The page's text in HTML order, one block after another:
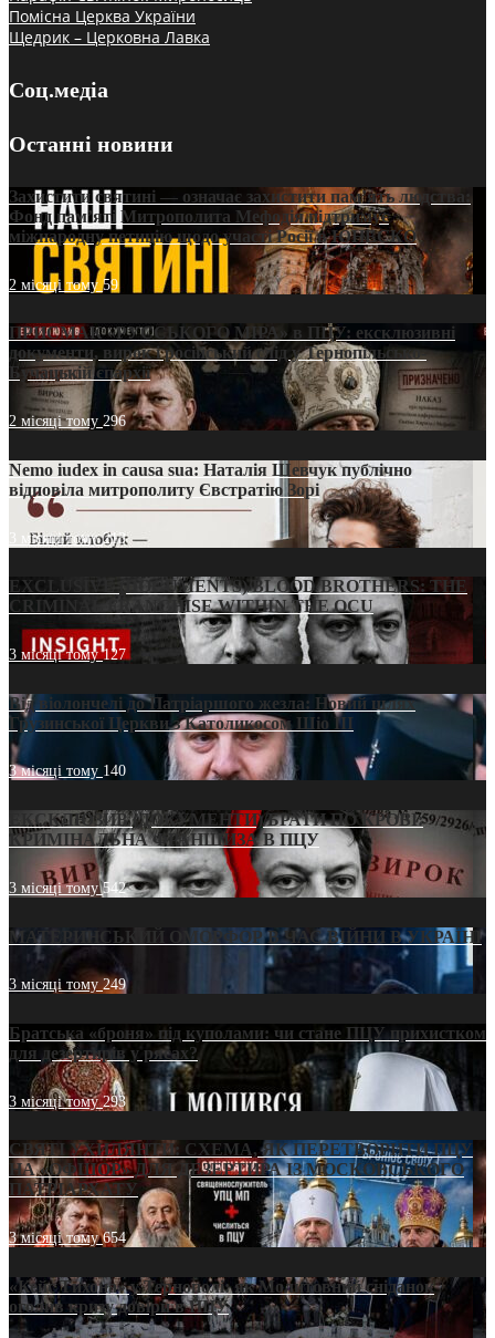
Помісна Церква України
Щедрик – Церковна Лавка
Соц.медіа
Останні новини
Захистити святині — означає захистити пам’ять людства:
Фонд пам’яті Митрополита Мефодія підтримує
міжнародну петицію щодо участі Росії в ЮНЕСКО
2 місяці тому59
ПРИСМАК «РУССЬКОГО МІРА» в ПЦУ: ексклюзивні
документи, вирок і російський слід у Тернопільсько-
Бучацькій єпархії
2 місяці тому 296
Nemo iudex in causa sua: Наталія Шевчук публічно
відповіла митрополиту Євстратію Зорі
3 місяці тому213
EXCLUSIVE (DOCUMENTS)/BLOOD BROTHERS: THE
CRIMINAL FRANCHISE WITHIN THE OCU
3 місяці тому127
Від віолончелі до Патріаршого жезла: Новий шлях
Грузинської Церкви з Католикосом Шіо III
3 місяці тому 140
ЕКСКЛЮЗИВ (ДОКУМЕНТИ)/БРАТИ ПО КРОВІ:
КРИМІНАЛЬНА ФРАНШИЗА В ПЦУ
3 місяці тому542
МАТЕРИНСЬКИЙ ОМОРФОР В ЧАС ВІЙНИ В УКРАЇНІ
3 місяці тому249
Братська «броня» під куполами: чи стане ПЦУ прихистком
для дезертирів у рясах?
3 місяці тому293
СВЯТІ УХИЛЯНТИ: СХЕМА, ЯК ПЕРЕТВОРИТИ ПЦУ
НА «ОФШОР» ДЛЯ ДЕЗЕРТИРА ІЗ МОСКОВСЬКОГО
ПАТРІАРХАТУ
3 місяці тому654
«Кейс Тихона» у Тернополі: як Молитовний сніданок
оголив кризу довіри в ПЦУ